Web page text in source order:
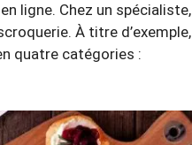
ligne. Chez un spécialiste,
À titre d’exemple,
quatre catégories :